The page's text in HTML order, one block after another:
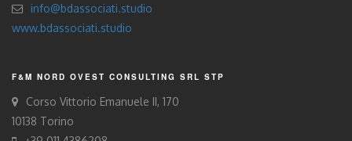
info@bdassociati.studio
www.bdassociati.studio
F&M NORD OVEST CONSULTING SRL STP
Corso Vittorio Emanuele II, 170
10138 Torino